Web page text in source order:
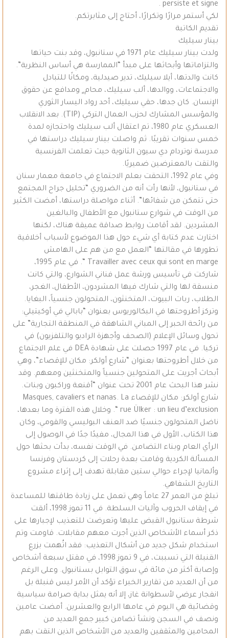
persiste et signe .
لكي أستمر مرارًا وتكرارًا، أحتاج إلى مثابرتكم.
تقديم الكاتبة
بينار سيليك
ولدت بينار سيليك عام 1971 في ستانبول، وقد بنت حياتها
والتزاماتها وأبحاثها على مبدأ “الممارسة هي أساس النظرية”.
كانت والدتها، أيلا سيليك، تدير صيدلية، ومكانًا للتبادل
والاجتماعات، ووالدها، ألب سيليك، محام ٍ ومدافع عن حقوق
الإنسان. كان جدها، حقي سيليك، أحد رواد اليسار الثوري
والمؤسس المشارك لحزب العمال التركي (TIP). بعد الانقلاب
العسكري عام 1980، تم اعتقال ألب سيليك واحتجازه لمدة
خمس سنوات تقريبًا. ثم واصلت بينار سيليك دراستها في
مدرسة نوتردام دي سيون الثانوية حيث تعلمت الفرنسية
والتقت بالمعترضين ضميريًا.
وفي عام 1992، التحقت بعلم الاجتماع في جامعة معمار سنان
في ستانبول، لأنها رأت أنه من الضروري “تحليل جراح المجتمع
حتى تتمكن من شفائها”. أثناء مواصلة دراستها، أمضت الكثير
من الوقت في شوارع ستانبول مع الأطفال والبالغين
المشردين. لقد أقامت روابط صداقة عميقة هناك، لكنها
اختارت عدم كتابة أي شيء حول هذا الموضوع لأسباب أخلاقية
تطورها في مقالتها “العمل مع من هم على الهامش
Travailler avec ceux qui sont en marge “. في عام 1995،
شاركت في تأسيس ورشة عمل فناني الشوارع، والتي كانت
منسقة لها والتي شارك فيها المشردون، الأطفال، الغجر،
الطلاب، ربات البيوت، المتخنثون، المتحولون جنسياً، البغايا.
وتركز أطروحتها في البكالوريوس بعنوان “بابالي في أوكيتيلي:
من رائحة الحبر إلى المباني الشاهقة في المنطقة التجارية” على
تحول وسائل الإعلام (الصحف وأجهزة الراديو والتلفزيون) في
تركيا. في عام 1997 حصلت على شهادة DEA في علم الاجتماع
من خلال أطروحتها بعنوان “شارع أولكر: مكان للإقصاء”، وهي
أبحاث أجريت على المتحولين جنسياً والمتخنثين ومعهم. وقد
نشر هذا البحث عام 2001 تحت عنوان “أقنعة وراكبون وبنات.
شارع أولكر: مكان للإقصاء Masques, cavaliers et nanas. La
rue Ülker : un lieu d’exclusion “. وخلال هذه الفترة وما بعدها،
ناضل المتحولون جنسيًا ضد العنف البوليسي والقومي، وكان
هذا الكتاب، الأول في هذا المجال، مفيدًا جدًا في الوصول إلى
الرأي العام وبناء التضامن. في الوقت نفسه، بدأت بحثها حول
المسألة الكردية وقامت بعدة رحلات إلى كردستان وفرنسا
وألمانيا لإجراء حوالي ستين مقابلة تهدف إلى إثراء مشروع
التاريخ الشفاهي.
تبلغ من العمر 27 عاماً وهي تعمل على زيادة طاقتها للمساعدة
في إيقاف الحروب وآليات السلطة. في 11 تموز 1998، ألقت
شرطة ستانبول القبض عليها وتعرضت للتعذيب لإجبارها على
ذكر أسماء الأشخاص الذين أجرت معهم مقابلات. قاومت وتم
استخدام شكل جديد من أشكال التعذيب: فقد اتُهمت بزرع
القنبلة التي تسببت، في 9 تموز 1998، في مقتل سبعة أشخاص
وإصابة أكثر من مائة في سوق التوابل بستانبول. وعلى الرغم
من أن العديد من تقارير الخبراء تؤكد أن الأمر ليس قنبلة بل
انفجار عرضي لأسطوانة غاز، إلا أنه يمثل بداية صرامة سياسية
وقضائية هي اليوم في عامها الرابع والعشرين. أمضت عامين
ونصف في السجن ونشأ تضامن كبير جمع العديد من
المحامين والمثقفين والعديد من الأشخاص الذين التقت بهم